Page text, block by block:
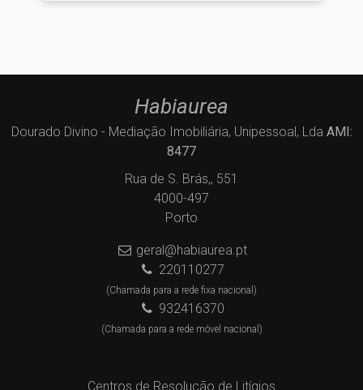
Habiaurea
Dourado Divino - Mediação Imobiliária, Unipessoal, Lda AMI:
8477
Rua de S. Brás,, 551
4000-497
Porto
geral@habiaurea.pt
220110277
(Chamada para a rede fixa nacional)
932416370
(Chamada para a rede móvel nacional)
Centros de Resolução de Litígios